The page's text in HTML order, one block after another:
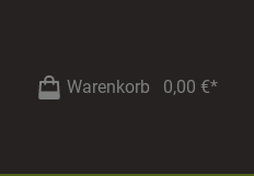
Warenkorb 0,00 €*